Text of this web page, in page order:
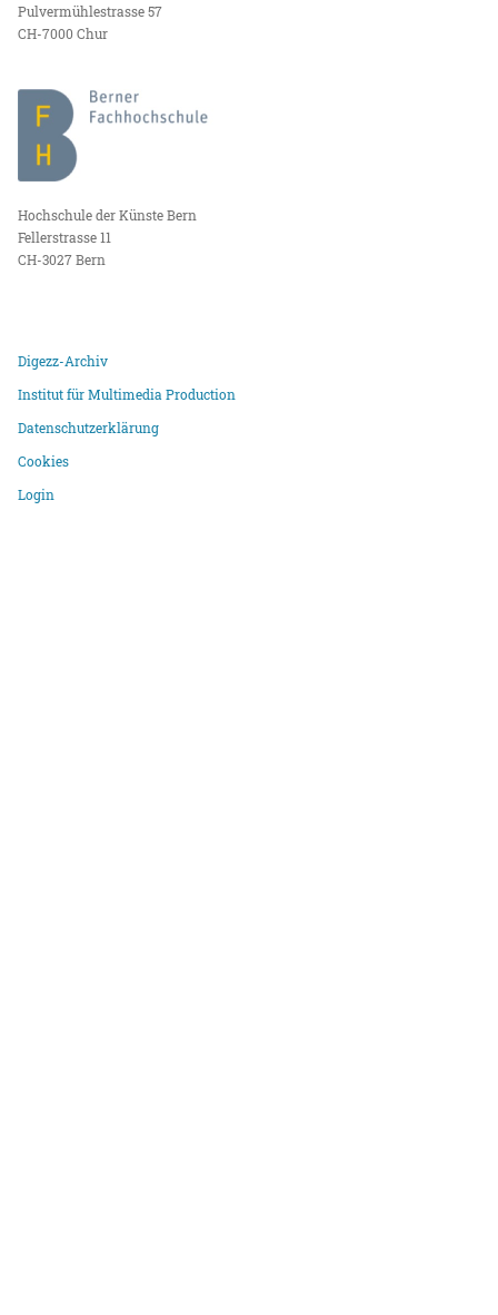
Pulvermühlestrasse 57
CH-7000 Chur
Hochschule der Künste Bern
Fellerstrasse 11
CH-3027 Bern
Digezz-Archiv
Institut für Multimedia Production
Datenschutzerklärung
Cookies
Login